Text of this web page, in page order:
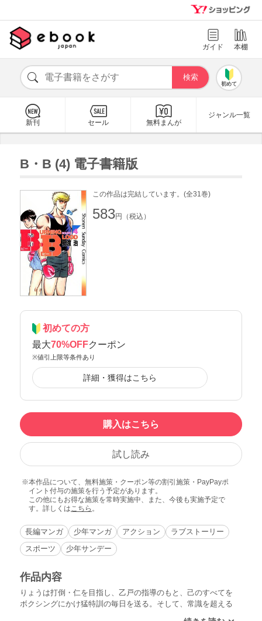
ガイド 本棚
初めて
新刊 セール 無料まんが
ジャンル一覧
B・B (4) 電子書籍版
この作品は完結しています。(全31巻)
583円（税込）
初めての方
最大70%OFFクーポン
※値引上限等条件あり
詳細・獲得はこちら
購入はこちら
試し読み
本作品について、無料施策・クーポン等の割引施策・PayPayポ
イント付与の施策を行う予定があります。
この他にもお得な施策を常時実施中、また、今後も実施予定で
す。詳しくはこちら 。
長編マンガ 少年マンガ アクション
ラブストーリー
スポーツ
少年サンデー
作品内容
りょうは打倒・仁を目指し、乙戸の指導のもと、己のすべてを
ボクシングにかけ猛特訓の毎日を送る。そして、常識を超える